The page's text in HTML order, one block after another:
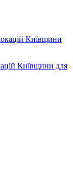
Київщини для